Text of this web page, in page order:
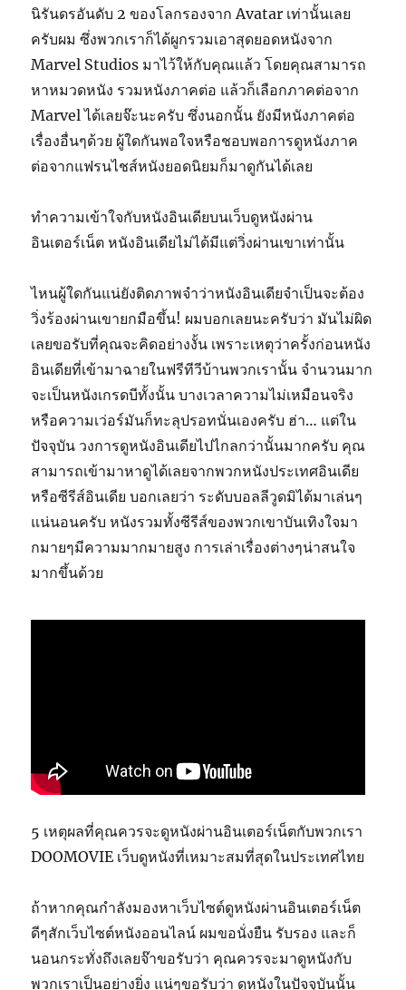
นิรันดรอันดับ 2 ของโลกรองจาก Avatar เท่านั้นเลย
ครับผม ซึ่งพวกเราก็ได้ผูกรวมเอาสุดยอดหนังจาก
Marvel Studios มาไว้ให้กับคุณแล้ว โดยคุณสามารถ
หาหมวดหนัง รวมหนังภาคต่อ แล้วก็เลือกภาคต่อจาก
Marvel ได้เลยจ๊ะนะครับ ซึ่งนอกนั้น ยังมีหนังภาคต่อ
เรื่องอื่นๆด้วย ผู้ใดกันพอใจหรือชอบพอการดูหนังภาค
ต่อจากแฟรนไชส์หนังยอดนิยมก็มาดูกันได้เลย
ทำความเข้าใจกับหนังอินเดียบนเว็บดูหนังผ่าน
อินเตอร์เน็ต หนังอินเดียไม่ได้มีแต่วิ่งผ่านเขาเท่านั้น
ไหนผู้ใดกันแน่ยังติดภาพจำว่าหนังอินเดียจำเป็นจะต้อง
วิ่งร้องผ่านเขายกมือขึ้น! ผมบอกเลยนะครับว่า มันไม่ผิด
เลยขอรับที่คุณจะคิดอย่างงั้น เพราะเหตุว่าครั้งก่อนหนัง
อินเดียที่เข้ามาฉายในฟรีทีวีบ้านพวกเรานั้น จำนวนมาก
จะเป็นหนังเกรดบีทั้งนั้น บางเวลาความไม่เหมือนจริง
หรือความเว่อร์มันก็ทะลุปรอทนั่นเองครับ ฮ่า… แต่ใน
ปัจจุบัน วงการดูหนังอินเดียไปไกลกว่านั้นมากครับ คุณ
สามารถเข้ามาหาดูได้เลยจากพวกหนังประเทศอินเดีย
หรือซีรีส์อินเดีย บอกเลยว่า ระดับบอลลีวูดมิได้มาเล่นๆ
แน่นอนครับ หนังรวมทั้งซีรีส์ของพวกเขาบันเทิงใจมา
กมายๆมีความมากมายสูง การเล่าเรื่องต่างๆน่าสนใจ
มากขึ้นด้วย
5 เหตุผลที่คุณควรจะดูหนังผ่านอินเตอร์เน็ตกับพวกเรา
DOOMOVIE เว็บดูหนังที่เหมาะสมที่สุดในประเทศไทย
ถ้าหากคุณกำลังมองหาเว็บไซต์ดูหนังผ่านอินเตอร์เน็ต
ดีๆสักเว็บไซต์หนังออนไลน์ ผมขอนั่งยืน รับรอง และก็
นอนกระทั่งถึงเลยจ๊าขอรับว่า คุณควรจะมาดูหนังกับ
พวกเราเป็นอย่างยิ่ง แน่ๆขอรับว่า ดูหนังในปัจจุบันนั้น